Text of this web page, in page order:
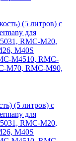
(5 литров) с
для
RMC-M20,
M40S